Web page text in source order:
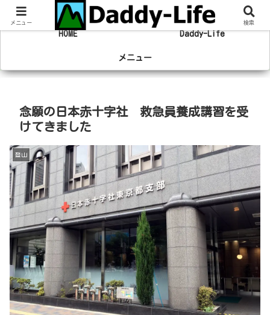
趣味の登山やマラソン、旅行の事を綴るブログ
HOME Daddy-Life
メニュー
念願の日本赤十字社 救急員養成講習を受
けてきました
登山
メニュー 検索